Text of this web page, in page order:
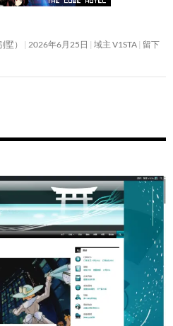
） 2026年6月25日 域主 V1STA 留下